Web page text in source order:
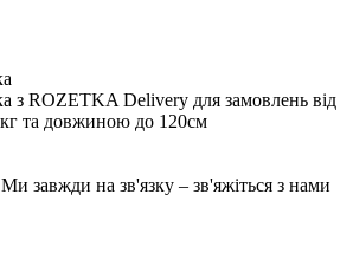
з ROZETKA Delivery для замовлень від
та довжиною до 120см
завжди на зв'язку – зв'яжіться з нами